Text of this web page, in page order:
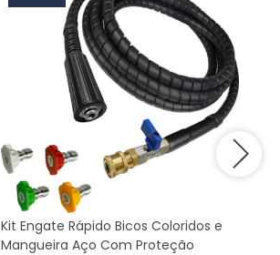
Kit Engate Rápido Bicos Coloridos e
Mangueira Aço Com Proteção